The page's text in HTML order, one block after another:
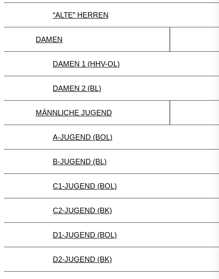
“ALTE” HERREN
DAMEN
DAMEN 1 (HHV-OL)
DAMEN 2 (BL)
MÄNNLICHE JUGEND
A-JUGEND (BOL)
B-JUGEND (BL)
C1-JUGEND (BOL)
C2-JUGEND (BK)
D1-JUGEND (BOL)
D2-JUGEND (BK)